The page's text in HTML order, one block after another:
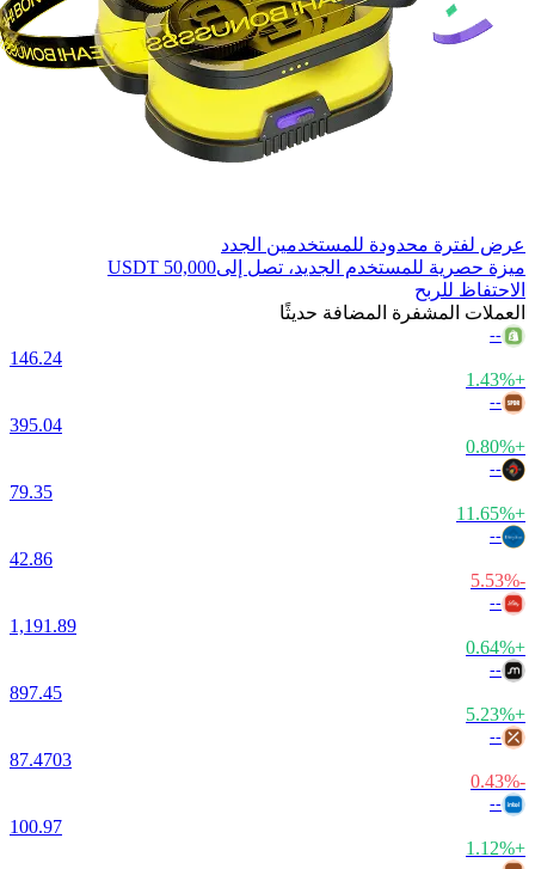
عرض لفترة محدودة للمستخدمين الجدد
ميزة حصرية للمستخدم الجديد، تصل إلى50,000 USDT
الاحتفاظ للربح
العملات المشفرة المضافة حديثًا
--
146.24
+1.43%
--
395.04
+0.80%
--
79.35
+11.65%
--
42.86
-5.53%
--
1,191.89
+0.64%
--
897.45
+5.23%
--
87.4703
-0.43%
--
100.97
+1.12%